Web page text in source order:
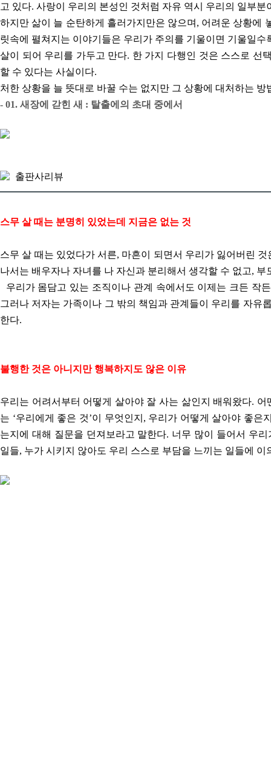
고 있다. 사랑이 우리의 본성인 것처럼 자유 역시 우리의 일부분
하지만 삶이 늘 순탄하게 흘러가지만은 않으며, 어려운 상황에
릿속에 펼쳐지는 이야기들은 우리가 주의를 기울이면 기울일
살이 되어 우리를 가두고 만다. 한 가지 다행인 것은 스스로 선
할 수 있다는 사실이다.
처한 상황을 늘 뜻대로 바꿀 수는 없지만 그 상황에 대처하는 방
- 01. 새장에 갇힌 새 : 탈출에의 초대 중에서
출판사리뷰
스무 살 때는 분명히 있었는데 지금은 없는 것
스무 살 때는 있었다가 서른, 마흔이 되면서 우리가 잃어버린
나서는 배우자나 자녀를 나 자신과 분리해서 생각할 수 없고,
우리가 몸담고 있는 조직이나 관계 속에서도 이제는 크든 작
그러나 저자는 가족이나 그 밖의 책임과 관계들이 우리를 자유
한다.
불행한 것은 아니지만 행복하지도 않은 이유
우리는 어려서부터 어떻게 살아야 잘 사는 삶인지 배워왔다.
는 ‘우리에게 좋은 것’이 무엇인지, 우리가 어떻게 살아야 좋
는지에 대해 질문을 던져보라고 말한다. 너무 많이 들어서 우
일들, 누가 시키지 않아도 우리 스스로 부담을 느끼는 일들에